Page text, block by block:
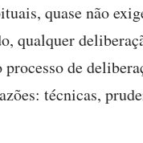
quase não
qualquer
de
técnicas,